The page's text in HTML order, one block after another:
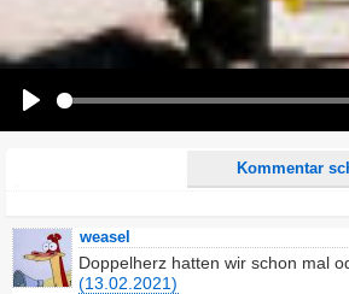
Kommentar
Alle HTML-Tags außer <br>, <strike> und <i> werden aus
URLs werden automatisch umgewandelt. Bitte verwende
Ich möchte eine E-Mail, wenn auf dieser Seite
weasel
Doppelherz hatten wir schon mal
(13.02.2021)